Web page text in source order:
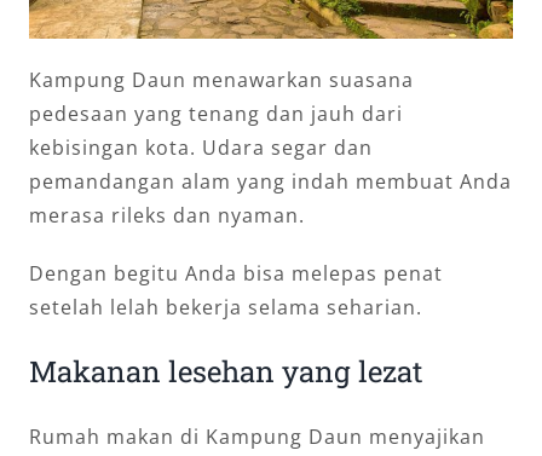
Kampung Daun menawarkan suasana
pedesaan yang tenang dan jauh dari
kebisingan kota. Udara segar dan
pemandangan alam yang indah membuat Anda
merasa rileks dan nyaman.
Dengan begitu Anda bisa melepas penat
setelah lelah bekerja selama seharian.
Makanan lesehan yang lezat
Rumah makan di Kampung Daun menyajikan